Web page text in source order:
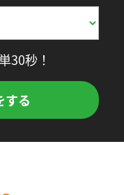
30秒！
する